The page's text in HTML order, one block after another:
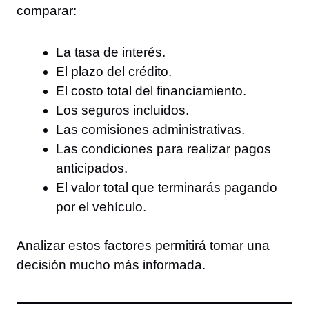
comparar:
La tasa de interés.
El plazo del crédito.
El costo total del financiamiento.
Los seguros incluidos.
Las comisiones administrativas.
Las condiciones para realizar pagos
anticipados.
El valor total que terminarás pagando
por el vehículo.
Analizar estos factores permitirá tomar una
decisión mucho más informada.